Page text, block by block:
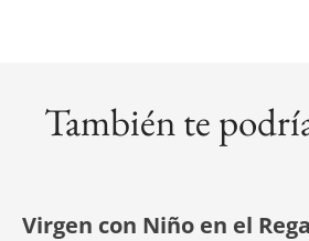
También te
Virgen con Niño en el